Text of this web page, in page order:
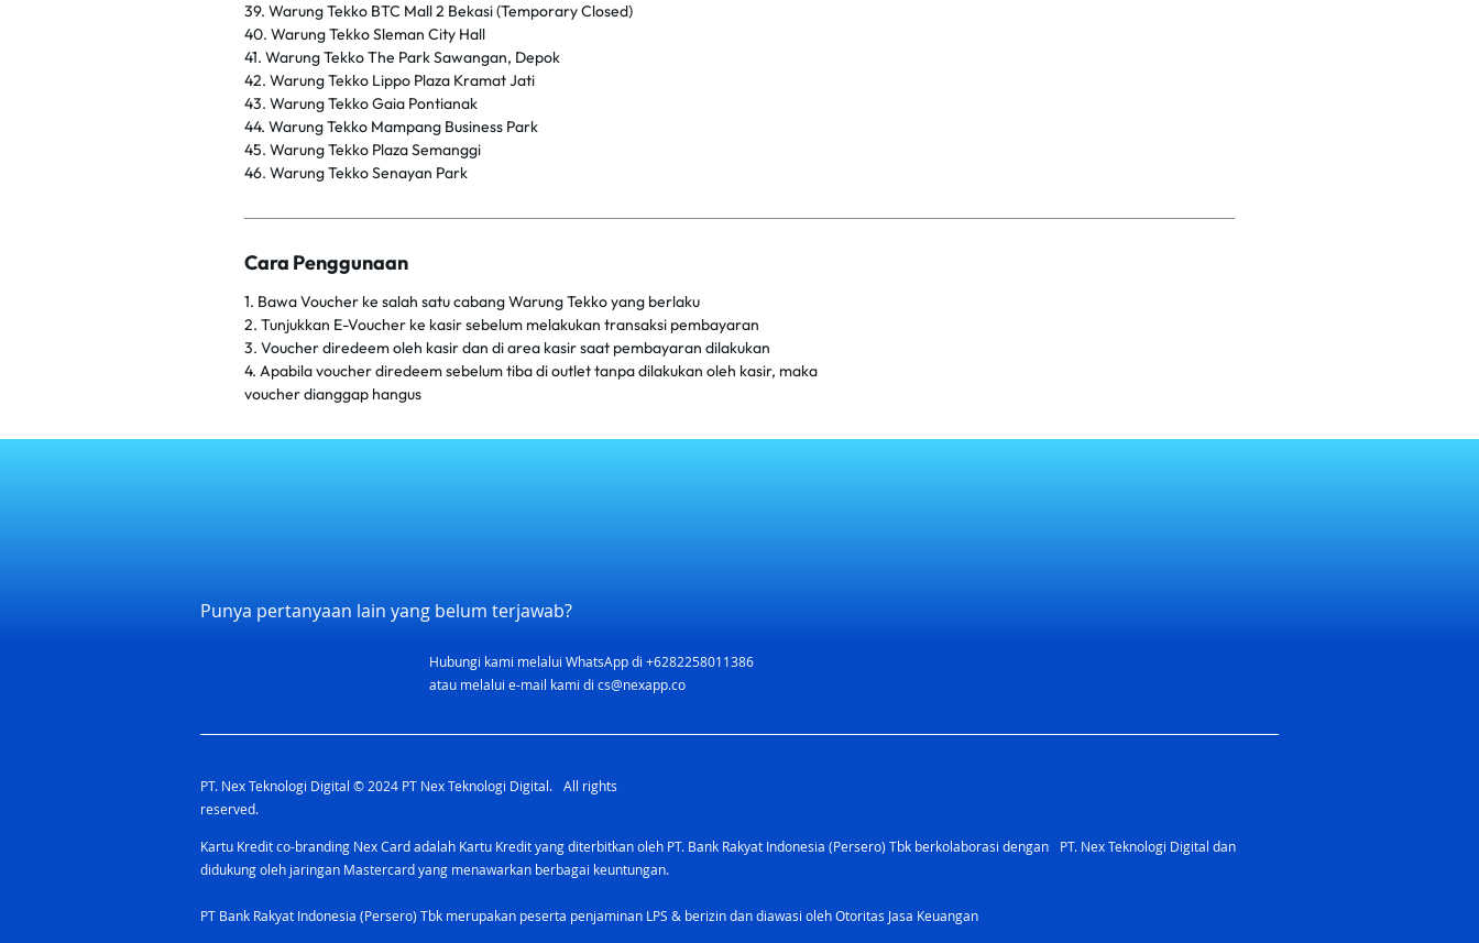
39. Warung Tekko BTC Mall 2 Bekasi (Temporary Closed)
40. Warung Tekko Sleman City Hall
41. Warung Tekko The Park Sawangan, Depok
42. Warung Tekko Lippo Plaza Kramat Jati
43. Warung Tekko Gaia Pontianak
44. Warung Tekko Mampang Business Park
45. Warung Tekko Plaza Semanggi
46. Warung Tekko Senayan Park
Cara Penggunaan
1. Bawa Voucher ke salah satu cabang Warung Tekko yang berlaku
2. Tunjukkan E-Voucher ke kasir sebelum melakukan transaksi pembayaran
3. Voucher diredeem oleh kasir dan di area kasir saat pembayaran dilakukan
4. Apabila voucher diredeem sebelum tiba di outlet tanpa dilakukan oleh kasir, maka
voucher dianggap hangus
Punya pertanyaan lain yang belum terjawab?
Hubungi kami melalui WhatsApp di +6282258011386
atau melalui e-mail kami di cs@nexapp.co
PT. Nex Teknologi Digital © 2024 PT Nex Teknologi Digital. All rights
reserved.
Kartu Kredit co-branding Nex Card adalah Kartu Kredit yang diterbitkan oleh PT. Bank Rakyat Indonesia (Persero) Tbk berkolaborasi dengan PT. Nex Teknologi Digital dan
didukung oleh jaringan Mastercard yang menawarkan berbagai keuntungan.
PT Bank Rakyat Indonesia (Persero) Tbk merupakan peserta penjaminan LPS & berizin dan diawasi oleh Otoritas Jasa Keuangan